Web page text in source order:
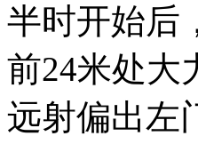
半时开始后
前24米处大
远射偏出左